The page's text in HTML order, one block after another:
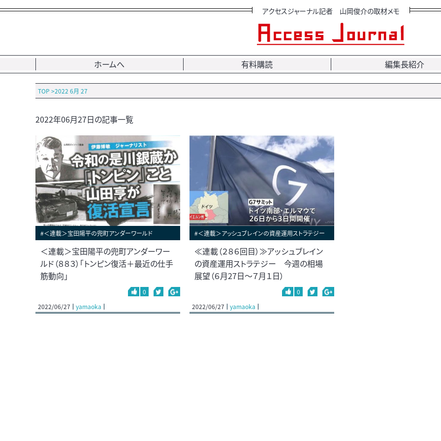
アクセスジャーナル記者 山岡俊介の取材メモ
ホームへ 有料購読 編集長紹介
TOP >2022 6月 27
2022年06月27日の記事一覧
#＜連載＞宝田陽平の兜町アンダーワールド
＜連載＞宝田陽平の兜町アンダーワー
ルド（８８３）「トンピン復活＋最近の仕手
筋動向」
0
2022/06/27
yamaoka
#＜連載＞アッシュブレインの資産運用ストラテジー
≪連載（２８６回目）≫アッシュブレイン
の資産運用ストラテジー 今週の相場
展望（６月27日～７月１日）
0
2022/06/27
yamaoka